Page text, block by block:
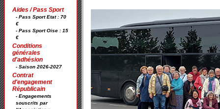
Aides / Pass Sport
- Pass Sport Etat : 70
€
- Pass Sport Oise : 15
€
Conditions
générales
d'adhésion
- Saison 2026-2027
Contrat
d'engagement
Républicain
- Engagements
souscrits par